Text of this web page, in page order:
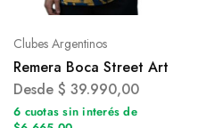
Clubes Argentinos
Remera Boca Street Art
Desde $ 39.990,00
6 cuotas sin interés de